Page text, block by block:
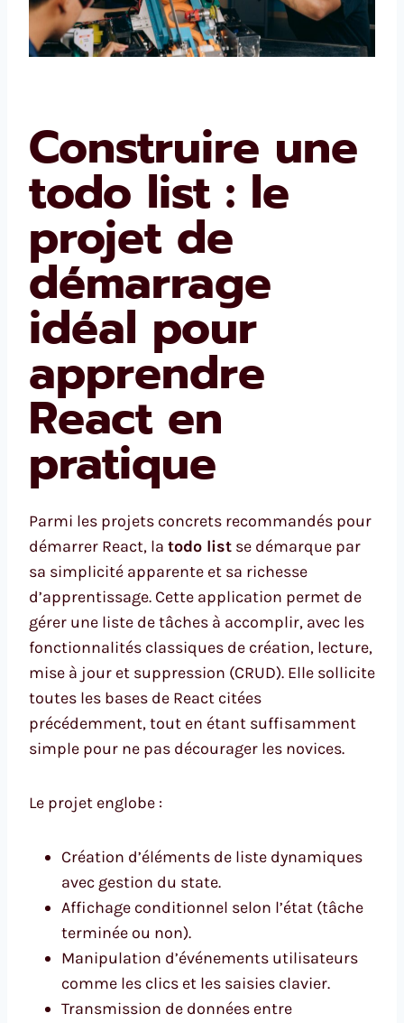
Construire une
todo list : le
projet de
démarrage
idéal pour
apprendre
React en
pratique
Parmi les projets concrets recommandés pour
démarrer React, la todo list se démarque par
sa simplicité apparente et sa richesse
d’apprentissage. Cette application permet de
gérer une liste de tâches à accomplir, avec les
fonctionnalités classiques de création, lecture,
mise à jour et suppression (CRUD). Elle sollicite
toutes les bases de React citées
précédemment, tout en étant suffisamment
simple pour ne pas décourager les novices.
Le projet englobe :
Création d’éléments de liste dynamiques
avec gestion du state.
Affichage conditionnel selon l’état (tâche
terminée ou non).
Manipulation d’événements utilisateurs
comme les clics et les saisies clavier.
Transmission de données entre